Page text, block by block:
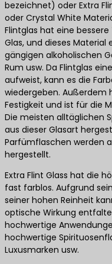
bezeichnet) oder Extra
oder Crystal White
Flintglas hat eine
Glas, und dieses
gängigen alkoholischen
Rum usw. Da Flintglas
aufweist, kann es die
wiedergeben. Außerdem
Festigkeit und ist für die
Die meisten alltäglichen
aus dieser Glasart
Parfümflaschen werden
hergestellt.
Extra Flint Glass hat die
fast farblos. Aufgrund
seiner hohen Reinheit
optische Wirkung
hochwertige
hochwertige
Luxusmarken usw.